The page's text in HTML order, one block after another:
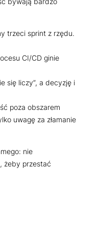
trzeci sprint z rzędu.
CI/CD ginie
się liczy”, a decyzję i
poza obszarem
uwagę za złamanie
nie
żeby przestać